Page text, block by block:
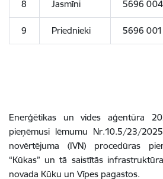
8 Jasmīni 5696
9 Priednieki 5696
Enerģētikas un vides aģentūra
pieņēmusi lēmumu Nr.10.5/23/
novērtējuma (IVN) procedūras
“Kūkas” un tā saistītās
novada Kūku un Vīpes pagastos.